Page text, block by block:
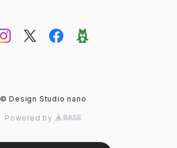
© Design Studio nano
Powered by